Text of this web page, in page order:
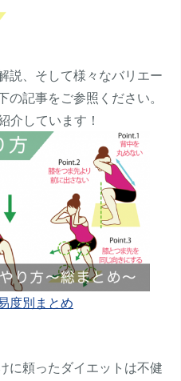
説、そして様々なバリエー
記事をご参照ください。
介しています！
度別まとめ
に頼ったダイエットは不健